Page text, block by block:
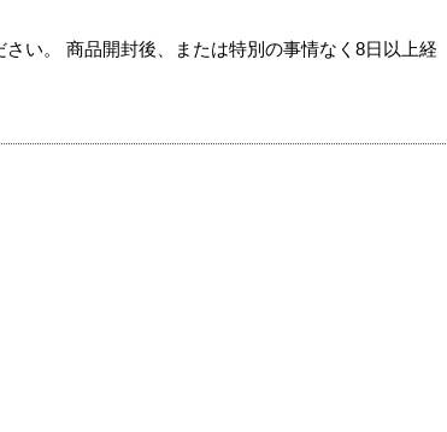
い。 商品開封後、または特別の事情なく8日以上経